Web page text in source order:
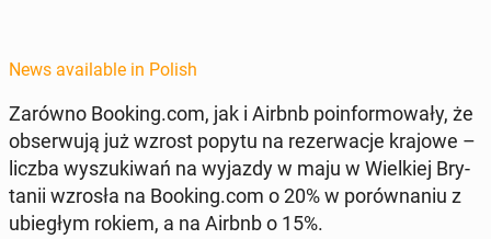
News available in Polish
Zarówno Booking.com, jak i Airbnb poin­for­mowały, że
ob­ser­wu­ją już wzrost popytu na rez­erwac­je krajowe –
liczba wyszuki­wań na wyjazdy w maju w Wielkiej Bry­
tanii wzrosła na Booking.com o 20% w porów­na­niu z
ubiegłym rokiem, a na Airbnb o 15%.